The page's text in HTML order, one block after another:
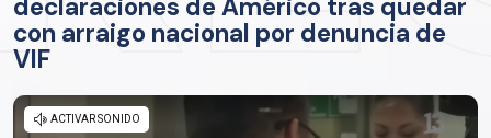
declaraciones de Américo tras quedar
con arraigo nacional por denuncia de
VIF